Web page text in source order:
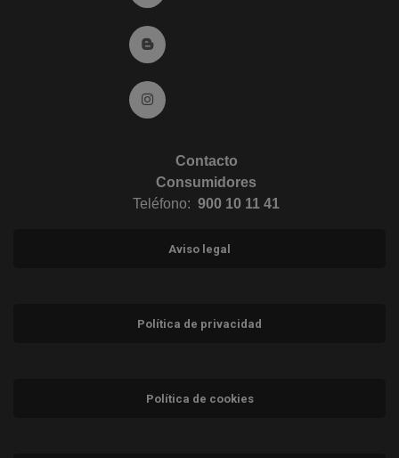
Ir al Blog (abre en ventana nueva)
Ir a Instagram (abre en ventana nueva)
Contacto
Consumidores
Teléfono: 900 10 11 41
Aviso legal
Política de privacidad
Política de cookies